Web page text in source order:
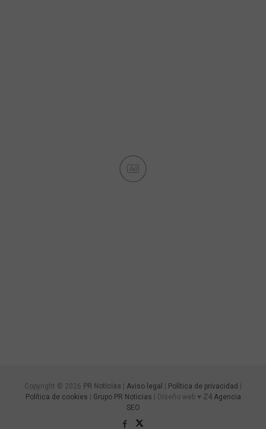
Ad
Copyright © 2026 PR Noticias Aviso legal Política de privacidad
Política de cookies
Grupo PR Noticias | Diseño web ♥ Z4 Agencia
SEO